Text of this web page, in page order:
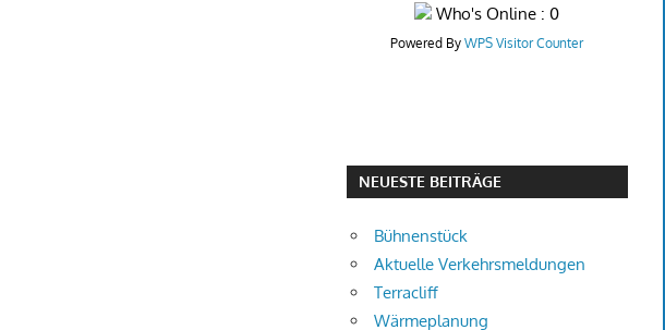
Who's Online : 0
Powered ByWPS Visitor Counter
NEUESTE BEITRÄGE
Bühnenstück
Aktuelle Verkehrsmeldungen
Terracliff
Wärmeplanung